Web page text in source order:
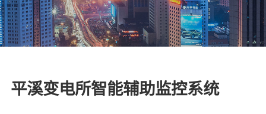
经典案例
平溪变电所智能辅助监控系统